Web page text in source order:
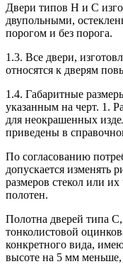
Двери типов Н и С
двупольными,
порогом и без порога.
1.3. Все двери,
относятся к дверям
1.4. Габаритные
указанным на черт. 1.
для неокрашенных
приведены в
По согласованию
допускается изменять
размеров стекол или
полотен.
Полотна дверей типа
тонколистовой
конкретного вида,
высоте на 5 мм меньше,